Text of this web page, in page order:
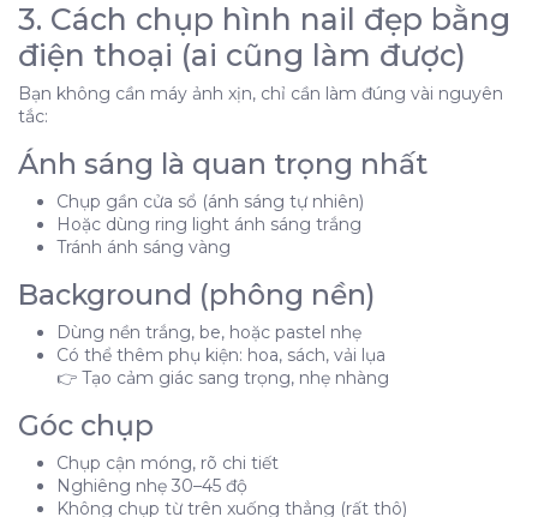
Một bài đăng hiệu quả cần có:
6. Vì sao tiệm bạn đẹp nhưng vẫn “vắng”?
Làm nail đẹp là điều kiện cần, nhưng biết cách
khách.
3. Cách chụp hình nail đẹp bằng
điện thoại (ai cũng làm được)
Bạn không cần máy ảnh xịn, chỉ cần làm đúng vài nguyên
tắc:
Ánh sáng là quan trọng nhất
Chụp gần cửa sổ (ánh sáng tự nhiên)
Hoặc dùng ring light ánh sáng trắng
Tránh ánh sáng vàng
Background (phông nền)
Dùng nền trắng, be, hoặc pastel nhẹ
Có thể thêm phụ kiện: hoa, sách, vải lụa
👉 Tạo cảm giác sang trọng, nhẹ nhàng
Góc chụp
Chụp cận móng, rõ chi tiết
Nghiêng nhẹ 30–45 độ
Không chụp từ trên xuống thẳng (rất thô)